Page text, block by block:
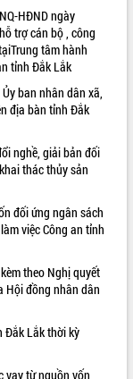
HĐND ngày
trợ cán bộ , công
tâm hành
tỉnh Đắk Lắk
ban nhân dân xã,
địa bàn tỉnh Đắk
nghề, giải bản đối
thác thủy sản
đối ứng ngân sách
việc Công an tỉnh
theo Nghị quyết
Hội đồng nhân dân
Đắk Lắk thời kỳ
vay từ nguồn vốn